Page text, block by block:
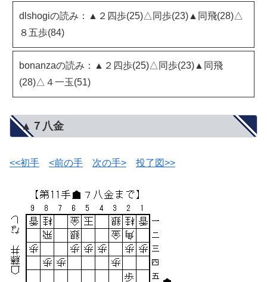
dlshogiの読み：▲２四歩(25)△同歩(23)▲同飛(28)△
８五歩(84)
bonanzaの読み：▲２四歩(25)△同歩(23)▲同飛
(28)△４一玉(51)
▲７八金
<<初手 <前の手 次の手> 投了図>>